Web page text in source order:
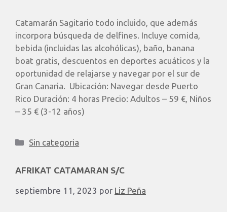
Catamarán Sagitario todo incluido, que además
incorpora búsqueda de delfines. Incluye comida,
bebida (incluidas las alcohólicas), baño, banana
boat gratis, descuentos en deportes acuáticos y la
oportunidad de relajarse y navegar por el sur de
Gran Canaria. Ubicación: Navegar desde Puerto
Rico Duración: 4 horas Precio: Adultos – 59 €, Niños
– 35 € (3-12 años)
Sin categoria
AFRIKAT CATAMARAN S/C
septiembre 11, 2023 por Liz Peña